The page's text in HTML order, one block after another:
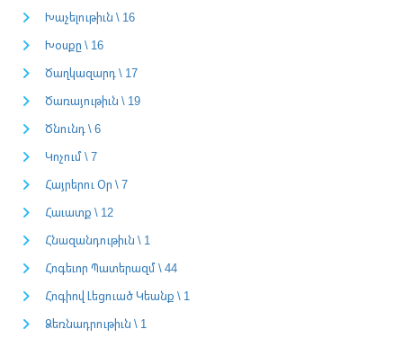
Խաչելութիւն \ 16
Խօսքը \ 16
Ծաղկազարդ \ 17
Ծառայութիւն \ 19
Ծնունդ \ 6
Կոչում \ 7
Հայրերու Օր \ 7
Հաւատք \ 12
Հնազանդութիւն \ 1
Հոգեւոր Պատերազմ \ 44
Հոգիով Լեցուած Կեանք \ 1
Ձեռնադրութիւն \ 1